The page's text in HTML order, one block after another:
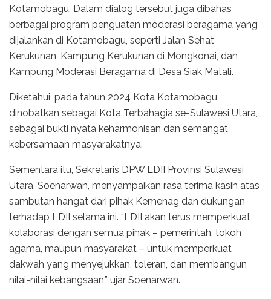
Kotamobagu. Dalam dialog tersebut juga dibahas
berbagai program penguatan moderasi beragama yang
dijalankan di Kotamobagu, seperti Jalan Sehat
Kerukunan, Kampung Kerukunan di Mongkonai, dan
Kampung Moderasi Beragama di Desa Siak Matali.
Diketahui, pada tahun 2024 Kota Kotamobagu
dinobatkan sebagai Kota Terbahagia se-Sulawesi Utara,
sebagai bukti nyata keharmonisan dan semangat
kebersamaan masyarakatnya.
Sementara itu, Sekretaris DPW LDII Provinsi Sulawesi
Utara, Soenarwan, menyampaikan rasa terima kasih atas
sambutan hangat dari pihak Kemenag dan dukungan
terhadap LDII selama ini. “LDII akan terus memperkuat
kolaborasi dengan semua pihak – pemerintah, tokoh
agama, maupun masyarakat – untuk memperkuat
dakwah yang menyejukkan, toleran, dan membangun
nilai-nilai kebangsaan,” ujar Soenarwan.